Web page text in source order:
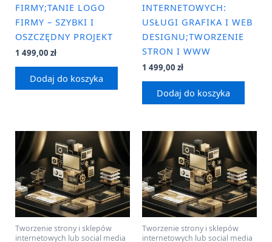
FIRMY;TANIE LOGO
FIRMY – SZYBKI I
OSZCZĘDNY PROJEKT
1 499,00 zł
Dodaj do koszyka
INTERNETOWYCH:
USŁUGI GRAFIKA I WEB
DESIGNU;TWORZENIE
STRON I WWW
1 499,00 zł
Dodaj do koszyka
Tworzenie strony i sklepów
internetowych lub social media
Tworzenie strony i sklepów
internetowych lub social media